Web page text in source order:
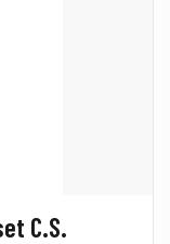
C.S.